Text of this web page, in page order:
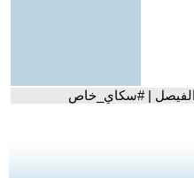
الفيصل | #سكاي_خاص